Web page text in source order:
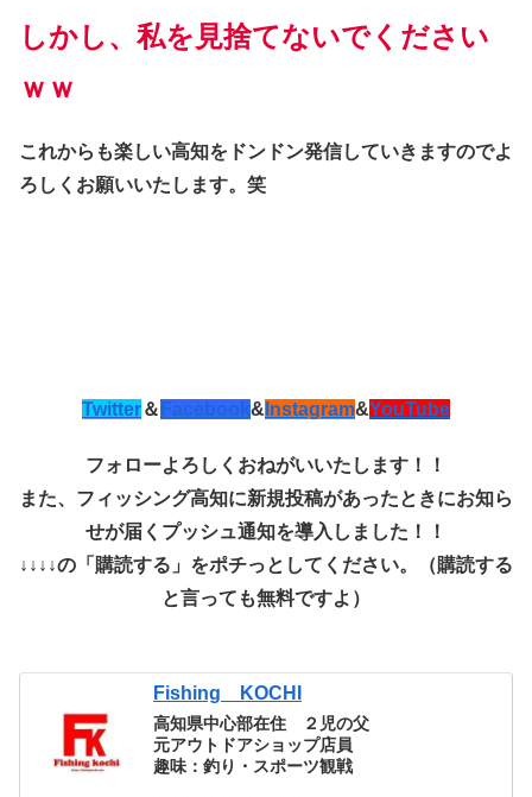
しかし、私を見捨てないでください
ｗｗ
これからも楽しい高知をドンドン発信していきますのでよ
ろしくお願いいたします。笑
Twitter＆ Facebook& Instagram&YouTube
フォローよろしくおねがいいたします！！
また、フィッシング高知に新規投稿があったときにお知ら
せが届くプッシュ通知を導入しました！！
↓↓↓↓の「購読する」をポチっとしてください。（購読する
と言っても無料ですよ）
Fishing KOCHI
高知県中心部在住 ２児の父
元アウトドアショップ店員
趣味：釣り・スポーツ観戦